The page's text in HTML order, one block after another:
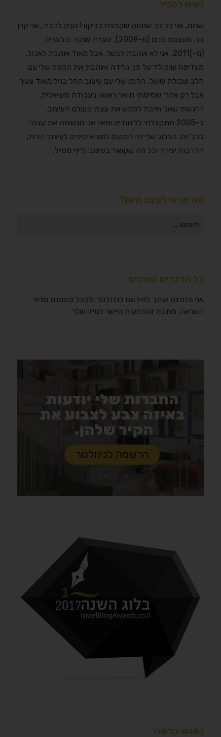
נעים להכיר
שלום, אני כל כך שמחה שקפצת לביקור! נעים להכיר, אני קרן
בר, מעצבת פנים (מ-2009), בוגרת שנקר ובלוגרית
(מ-)2011. אני לא אוהבת לבשל, אבל מאוד אוהבת לאכול,
מעדיפה שוקולד על פני גלידה ואוהבת את הקפה שלי עם
חלב שבולת שועל. הרומן שלי עם עיצוב החל בגיל מאוד צעיר
אבל רק אחרי שסיימתי תואר ראשון בעבודה סוציאלית,
הרגשתי שאני חייבת לממש את עצמי בעולם העיצוב.
ב-2005 התקבלתי ללימודים ומאז אני מגשימה את עצמי
בכל יום. הבלוג שלי זה המקום למצוא טיפים לעיצוב הבית,
הדרכות יצירה וכל מה שקשור בעיצוב ולייף סטייל.
מה תרצי לעצב היום?
חיפוש
כל הדברים הטובים
אני מזמינה אותך להירשם לניוזלטר ולקבל פוסטים מלאי
השראה, מתנות והפתעות היישר למייל שלך.
נפגש ברשת